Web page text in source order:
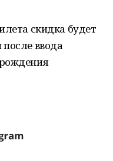
скидка будет
ввода